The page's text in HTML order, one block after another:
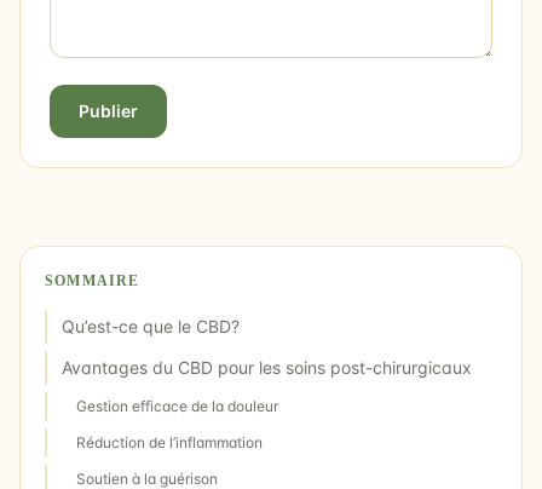
Publier
SOMMAIRE
Qu’est-ce que le CBD?
Avantages du CBD pour les soins post-chirurgicaux
Gestion efficace de la douleur
Réduction de l’inflammation
Soutien à la guérison